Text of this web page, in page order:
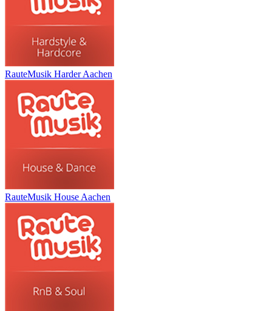
RauteMusik Harder Aachen
RauteMusik House Aachen